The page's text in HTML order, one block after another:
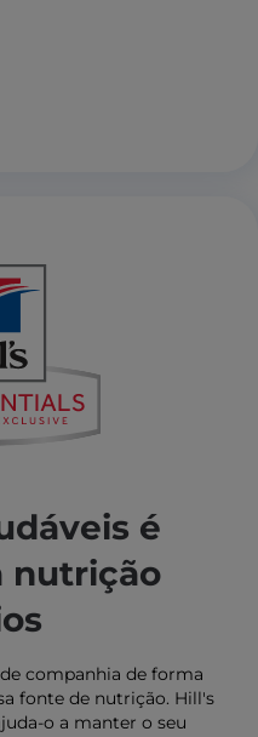
é
nutrição
companhia de forma
fonte de nutrição. Hill's
o a manter o seu